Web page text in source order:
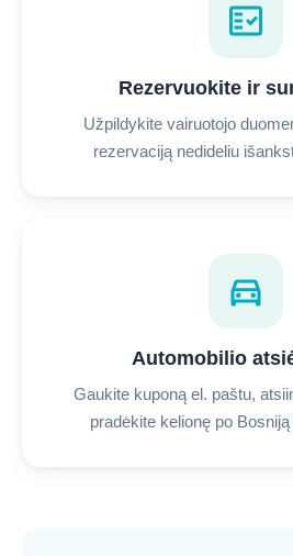
fact_check
Rezervuokite ir
Užpildykite vairuotojo
rezervaciją nedideliu
directions_car
Automobilio
Gaukite kuponą el. paštu,
pradėkite kelionę po